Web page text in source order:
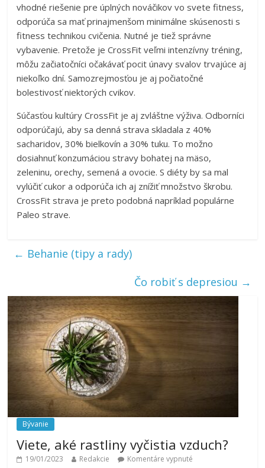
vhodné riešenie pre úplných nováčikov vo svete fitness,
odporúča sa mať prinajmenšom minimálne skúsenosti s
fitness technikou cvičenia. Nutné je tiež správne
vybavenie. Pretože je CrossFit veľmi intenzívny tréning,
môžu začiatočníci očakávať pocit únavy svalov trvajúce aj
niekoľko dní. Samozrejmosťou je aj počiatočné
bolestivosť niektorých cvikov.
Súčasťou kultúry CrossFit je aj zvláštne výživa. Odborníci
odporúčajú, aby sa denná strava skladala z 40%
sacharidov, 30% bielkovín a 30% tuku. To možno
dosiahnuť konzumáciou stravy bohatej na mäso,
zeleninu, orechy, semená a ovocie. S diéty by sa mal
vylúčiť cukor a odporúča ich aj znížiť množstvo škrobu.
CrossFit strava je preto podobná napríklad populárne
Paleo strave.
← Behanie (tipy a rady)
Čo robiť s depresiou →
Bývanie
Viete, aké rastliny vyčistia vzduch?
19/01/2023 Redakcie Komentáre vypnuté